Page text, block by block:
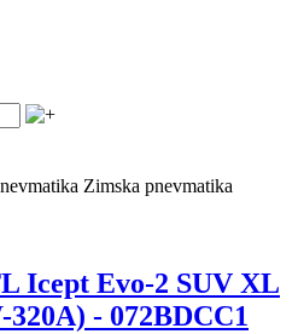
Zimska pnevmatika
Icept Evo-2 SUV XL
- 072BDCC1